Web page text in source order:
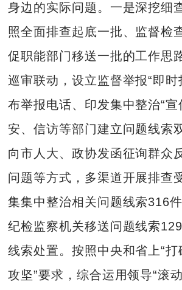
身边的实际问题。一是深挖细
照全面排查起底一批、监督检
促职能部门移送一批的工作思
巡审联动，设立监督举报“即时
布举报电话、印发集中整治“宣
安、信访等部门建立问题线索
向市人大、政协发函征询群众
问题等方式，多渠道开展排查
集集中整治相关问题线索316
纪检监察机关移送问题线索
线索处置。按照中央和省上“打
攻坚”要求，综合运用领导“滚